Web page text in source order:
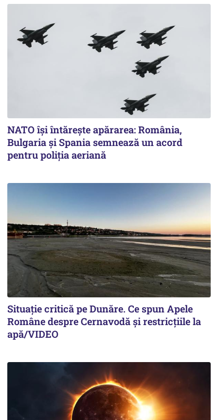
NATO își întărește apărarea: România,
Bulgaria și Spania semnează un acord
pentru poliția aeriană
Situație critică pe Dunăre. Ce spun Apele
Române despre Cernavodă și restricțiile la
apă/VIDEO